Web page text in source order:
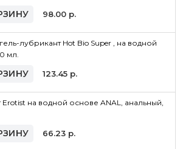
98.00р.
лубрикант Hot Bio Super , на водной
мл.
123.45р.
на водной основе ANAL, анальный,
66.23р.